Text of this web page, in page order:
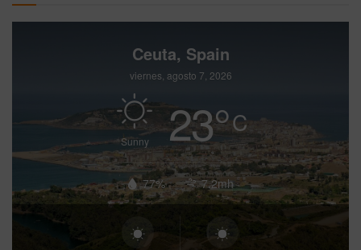
Ceuta, Spain
viernes, agosto 7, 2026
Sunny 23°C
77% 7.2mh